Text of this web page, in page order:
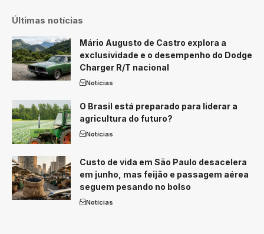
Últimas notícias
Mário Augusto de Castro explora a
exclusividade e o desempenho do Dodge
Charger R/T nacional
Notícias
O Brasil está preparado para liderar a
agricultura do futuro?
Notícias
Custo de vida em São Paulo desacelera
em junho, mas feijão e passagem aérea
seguem pesando no bolso
Notícias